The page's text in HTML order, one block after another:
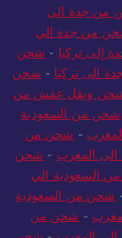
من جدة الى
من جدة الي
إلى تركيا - شحن
الى تركيا - شحن
ونقل عفش من
شحن من السعودية
- شحن من
المغرب - شحن
السعودية الي
شحن من السعودية
- شحن من